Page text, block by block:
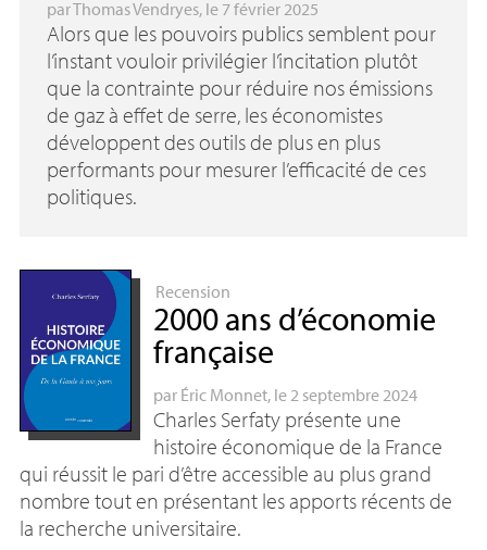
parThomas Vendryes, le 7 février 2025
Alors que les pouvoirs publics semblent pour
l’instant vouloir privilégier l’incitation plutôt
que la contrainte pour réduire nos émissions
de gaz à effet de serre, les économistes
développent des outils de plus en plus
performants pour mesurer l’efficacité de ces
politiques.
Recension
2000 ans d’économie
française
par Éric Monnet, le 2 septembre 2024
Charles Serfaty présente une
histoire économique de la France
qui réussit le pari d’être accessible au plus grand
nombre tout en présentant les apports récents de
la recherche universitaire.